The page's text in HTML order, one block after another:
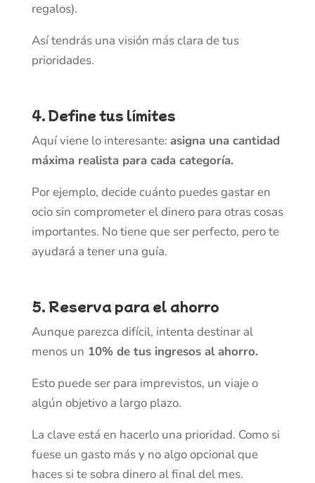
regalos).
Así tendrás una visión más clara de tus
prioridades.
4. Define tus límites
Aquí viene lo interesante: asigna una cantidad
máxima realista para cada categoría.
Por ejemplo, decide cuánto puedes gastar en
ocio sin comprometer el dinero para otras cosas
importantes. No tiene que ser perfecto, pero te
ayudará a tener una guía.
5. Reserva para el ahorro
Aunque parezca difícil, intenta destinar al
menos un 10% de tus ingresos al ahorro.
Esto puede ser para imprevistos, un viaje o
algún objetivo a largo plazo.
La clave está en hacerlo una prioridad. Como si
fuese un gasto más y no algo opcional que
haces si te sobra dinero al final del mes.